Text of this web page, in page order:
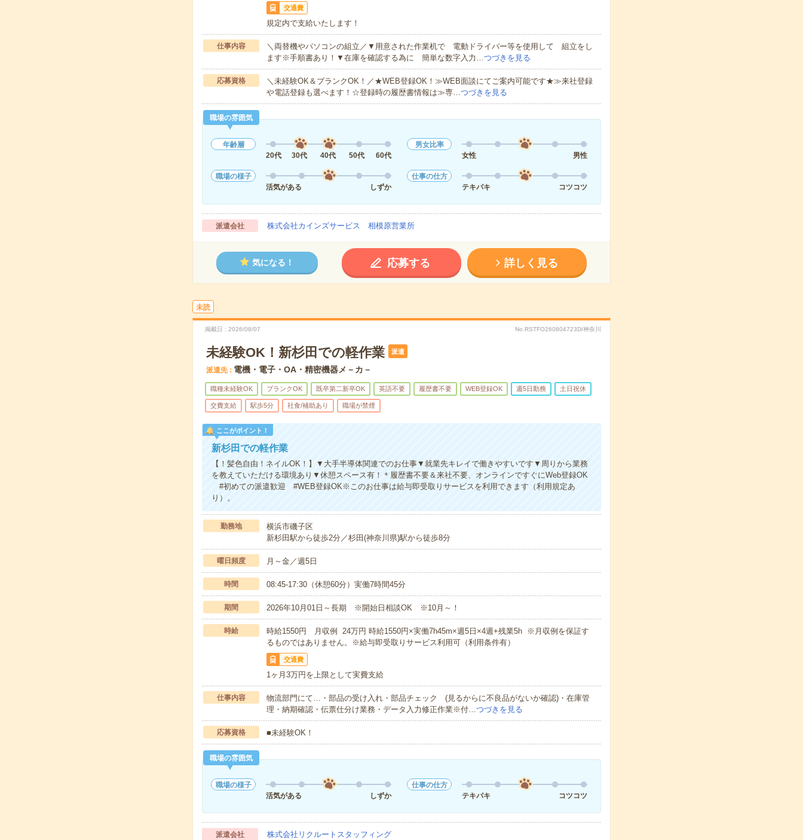
交通費
規定内で支給いたします！
仕事内容
＼両替機やパソコンの組立／▼用意された作業机で 電動ドライバー等を使用して 組立をし
ます※手順書あり！▼在庫を確認する為に 簡単な数字入力…つづきを見る
応募資格
＼未経験OK＆ブランクOK！／★WEB登録OK！≫WEB面談にてご案内可能です★≫来社登録
や電話登録も選べます！☆登録時の履歴書情報は≫専…つづきを見る
職場の雰囲気
年齢層
20代
30代 40代 50代 60代
男女比率
女性
男性
職場の様子
活気がある
しずか
仕事の仕方
テキパキ
コツコツ
派遣会社 株式会社カインズサービス 相模原営業所
気になる！ 応募する 詳しく見る
未読
掲載日 2026/08/07 No.RSTFO260804723D/神奈川
未経験OK！新杉田での軽作業 派遣
派遣先 電機・電子・OA・精密機器メ－カ－
職種未経験OK ブランクOK 既卒第二新卒OK 英語不要 履歴書不要 WEB登録OK 週5日勤務 土日祝休
交費支給 駅歩5分 社食/補助あり 職場が禁煙
ここがポイント！
新杉田での軽作業
【！髪色自由！ネイルOK！】▼大手半導体関連でのお仕事▼就業先キレイで働きやすいです▼周りから業務
を教えていただける環境あり▼休憩スペース有！＊履歴書不要＆来社不要、オンラインですぐにWeb登録OK
#初めての派遣歓迎 #WEB登録OK※このお仕事は給与即受取りサービスを利用できます（利用規定あ
り）。
勤務地
横浜市磯子区
新杉田駅から徒歩2分／杉田(神奈川県)駅から徒歩8分
曜日頻度 月～金／週5日
時間 08:45-17:30（休憩60分）実働7時間45分
期間 2026年10月01日～長期 ※開始日相談OK ※10月～！
時給
時給1550円 月収例 24万円 時給1550円×実働7h45m×週5日×4週+残業5h ※月収例を保証す
るものではありません。※給与即受取りサービス利用可（利用条件有）
交通費
1ヶ月3万円を上限として実費支給
仕事内容
物流部門にて…・部品の受け入れ・部品チェック (見るからに不良品がないか確認)・在庫管
理・納期確認・伝票仕分け業務・データ入力修正作業※付…つづきを見る
応募資格 ■未経験OK！
職場の雰囲気
職場の様子
活気がある
しずか
仕事の仕方
テキパキ
コツコツ
派遣会社 株式会社リクルートスタッフィング